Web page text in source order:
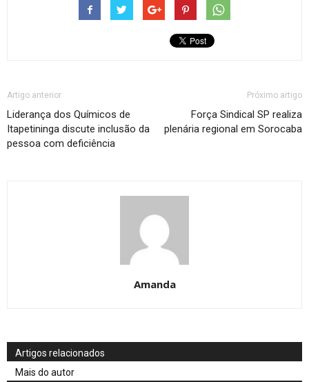
Artigo anterior
Liderança dos Químicos de
Itapetininga discute inclusão da
pessoa com deficiência
Próximo artigo
Força Sindical SP realiza
plenária regional em Sorocaba
Amanda
Artigos relacionados
Mais do autor